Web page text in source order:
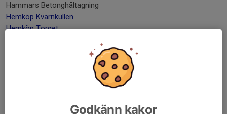
Hammars Betonghåltagning
Hemköp Kvarnkullen
Hemköp Torget
Godkänn kakor